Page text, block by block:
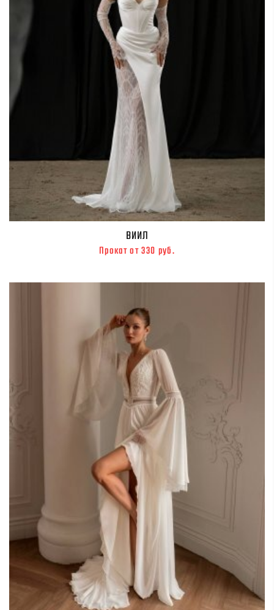
ВИИЛ
Прокат от 330 руб.